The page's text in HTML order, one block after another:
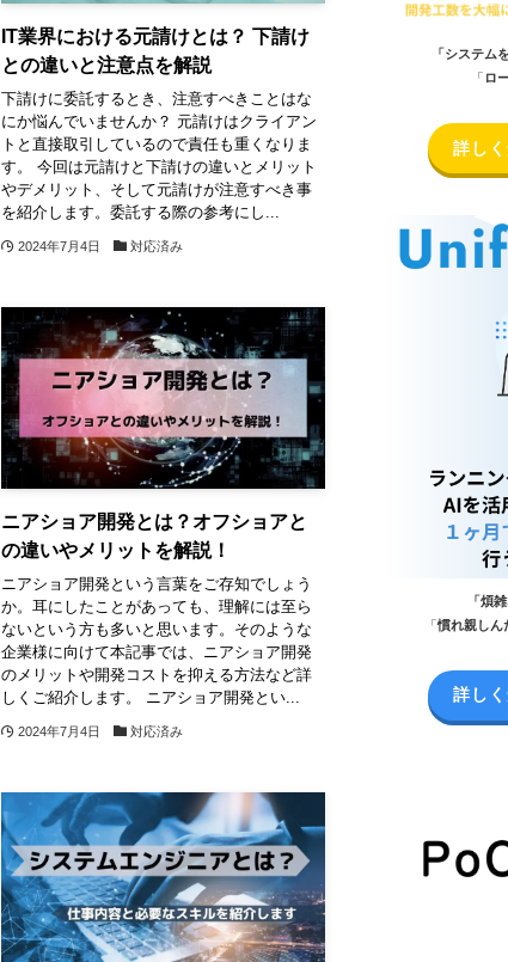
IT業界における元請けとは？ 下請け
との違いと注意点を解説
下請けに委託するとき、注意すべきことはな
にか悩んでいませんか？ 元請けはクライアン
トと直接取引しているので責任も重くなりま
す。 今回は元請けと下請けの違いとメリット
やデメリット、そして元請けが注意すべき事
を紹介します。委託する際の参考にし...
2024年7月4日 対応済み
ニアショア開発とは？オフショアと
の違いやメリットを解説！
ニアショア開発という言葉をご存知でしょう
か。耳にしたことがあっても、理解には至ら
ないという方も多いと思います。そのような
企業様に向けて本記事では、ニアショア開発
のメリットや開発コストを抑える方法など詳
しくご紹介します。 ニアショア開発とい...
2024年7月4日 対応済み
「システム
「 ロ
詳し
「煩
「慣れ親しん
詳し